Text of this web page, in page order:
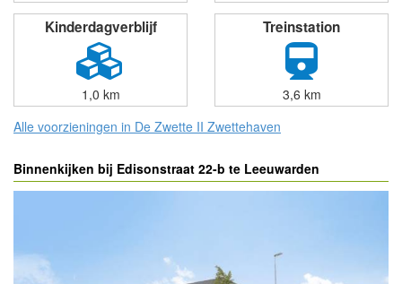
Kinderdagverblijf
1,0 km
Treinstation
3,6 km
Alle voorzieningen in De Zwette II Zwettehaven
Binnenkijken bij Edisonstraat 22-b te Leeuwarden